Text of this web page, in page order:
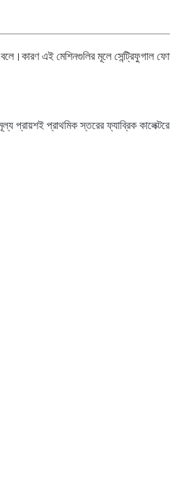
এই মেশিনগুলির মূলে সেন্ট্রিফুগাল
প্রাথমিক স্তরের ফ্যাব্রিক